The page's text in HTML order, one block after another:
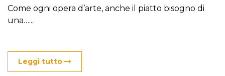
Come ogni opera d’arte, anche il piatto bisogno di
una…...
Leggi tutto